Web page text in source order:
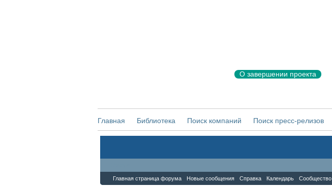
О завершении проекта
Главная Библиотека Поиск компаний Поиск пресс-релизов
Главная страница форума Новые сообщения Справка Календарь Сообщество